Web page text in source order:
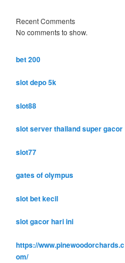
Recent Comments
No comments to show.
bet 200
slot depo 5k
slot88
slot server thailand super gacor
slot77
gates of olympus
slot bet kecil
slot gacor hari ini
https://www.pinewoodorchards.c
om/